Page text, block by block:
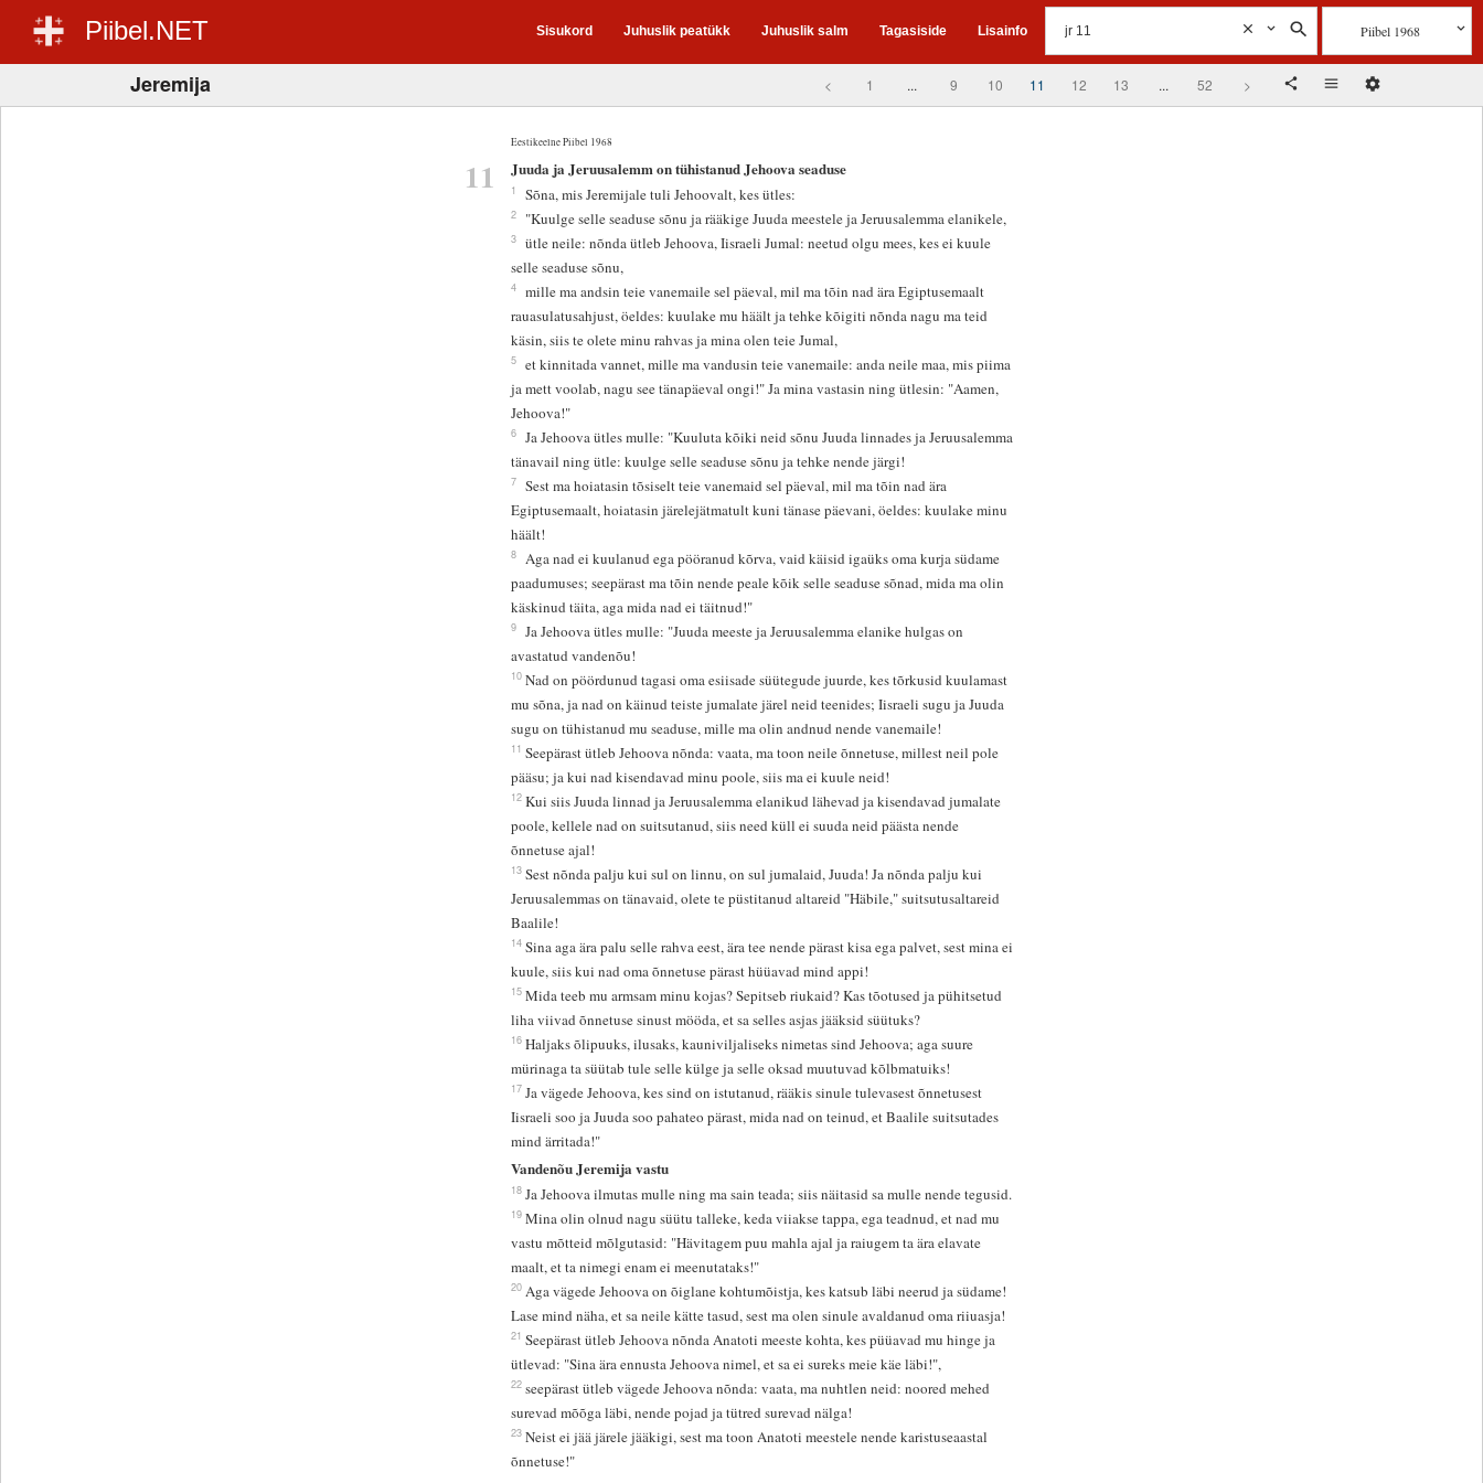
Piibel.NET Sisukord Juhuslik peatükk Juhuslik salm Tagasiside Lisainfo Piibel 1968
Jeremija < 1 ... 9 10 11 12 13 ... 52 >
Eestikeelne Piibel 1968
11 Juuda ja Jeruusalemm on tühistanud Jehoova seaduse
1 Sõna, mis Jeremijale tuli Jehoovalt, kes ütles:
2 "Kuulge selle seaduse sõnu ja rääkige Juuda meestele ja Jeruusalemma elanikele,
3
ütle neile: nõnda ütleb Jehoova, Iisraeli Jumal: neetud olgu mees, kes ei kuule
selle seaduse sõnu,
4
mille ma andsin teie vanemaile sel päeval, mil ma tõin nad ära Egiptusemaalt
rauasulatusahjust, öeldes: kuulake mu häält ja tehke kõigiti nõnda nagu ma teid
käsin, siis te olete minu rahvas ja mina olen teie Jumal,
5
et kinnitada vannet, mille ma vandusin teie vanemaile: anda neile maa, mis piima
ja mett voolab, nagu see tänapäeval ongi!" Ja mina vastasin ning ütlesin: "Aamen,
Jehoova!"
6
Ja Jehoova ütles mulle: "Kuuluta kõiki neid sõnu Juuda linnades ja Jeruusalemma
tänavail ning ütle: kuulge selle seaduse sõnu ja tehke nende järgi!
7
Sest ma hoiatasin tõsiselt teie vanemaid sel päeval, mil ma tõin nad ära
Egiptusemaalt, hoiatasin järelejätmatult kuni tänase päevani, öeldes: kuulake minu
häält!
8
Aga nad ei kuulanud ega pööranud kõrva, vaid käisid igaüks oma kurja südame
paadumuses; seepärast ma tõin nende peale kõik selle seaduse sõnad, mida ma olin
käskinud täita, aga mida nad ei täitnud!"
9
Ja Jehoova ütles mulle: "Juuda meeste ja Jeruusalemma elanike hulgas on
avastatud vandenõu!
10 Nad on pöördunud tagasi oma esiisade süütegude juurde, kes tõrkusid kuulamast
mu sõna, ja nad on käinud teiste jumalate järel neid teenides; Iisraeli sugu ja Juuda
sugu on tühistanud mu seaduse, mille ma olin andnud nende vanemaile!
11 Seepärast ütleb Jehoova nõnda: vaata, ma toon neile õnnetuse, millest neil pole
pääsu; ja kui nad kisendavad minu poole, siis ma ei kuule neid!
12 Kui siis Juuda linnad ja Jeruusalemma elanikud lähevad ja kisendavad jumalate
poole, kellele nad on suitsutanud, siis need küll ei suuda neid päästa nende
õnnetuse ajal!
13 Sest nõnda palju kui sul on linnu, on sul jumalaid, Juuda! Ja nõnda palju kui
Jeruusalemmas on tänavaid, olete te püstitanud altareid "Häbile," suitsutusaltareid
Baalile!
14 Sina aga ära palu selle rahva eest, ära tee nende pärast kisa ega palvet, sest mina ei
kuule, siis kui nad oma õnnetuse pärast hüüavad mind appi!
15 Mida teeb mu armsam minu kojas? Sepitseb riukaid? Kas tõotused ja pühitsetud
liha viivad õnnetuse sinust mööda, et sa selles asjas jääksid süütuks?
16 Haljaks õlipuuks, ilusaks, kauniviljaliseks nimetas sind Jehoova; aga suure
mürinaga ta süütab tule selle külge ja selle oksad muutuvad kõlbmatuiks!
17 Ja vägede Jehoova, kes sind on istutanud, rääkis sinule tulevasest õnnetusest
Iisraeli soo ja Juuda soo pahateo pärast, mida nad on teinud, et Baalile suitsutades
mind ärritada!"
Vandenõu Jeremija vastu
18 Ja Jehoova ilmutas mulle ning ma sain teada; siis näitasid sa mulle nende tegusid.
19 Mina olin olnud nagu süütu talleke, keda viiakse tappa, ega teadnud, et nad mu
vastu mõtteid mõlgutasid: "Hävitagem puu mahla ajal ja raiugem ta ära elavate
maalt, et ta nimegi enam ei meenutataks!"
20 Aga vägede Jehoova on õiglane kohtumõistja, kes katsub läbi neerud ja südame!
Lase mind näha, et sa neile kätte tasud, sest ma olen sinule avaldanud oma riiuasja!
21 Seepärast ütleb Jehoova nõnda Anatoti meeste kohta, kes püüavad mu hinge ja
ütlevad: "Sina ära ennusta Jehoova nimel, et sa ei sureks meie käe läbi!",
22 seepärast ütleb vägede Jehoova nõnda: vaata, ma nuhtlen neid: noored mehed
surevad mõõga läbi, nende pojad ja tütred surevad nälga!
23 Neist ei jää järele jääkigi, sest ma toon Anatoti meestele nende karistuseaastal
õnnetuse!"